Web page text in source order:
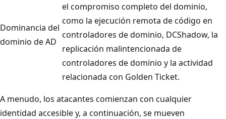
Dominancia del
dominio de AD
el compromiso completo del dominio,
como la ejecución remota de código en
controladores de dominio, DCShadow, la
replicación malintencionada de
controladores de dominio y la actividad
relacionada con Golden Ticket.
A menudo, los atacantes comienzan con cualquier
identidad accesible y, a continuación, se mueven